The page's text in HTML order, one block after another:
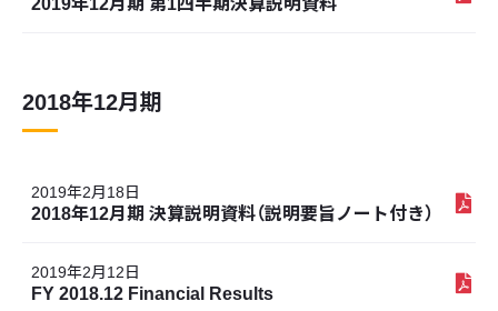
2018年12月期
2019年2月18日
2018年12月期 決算説明資料（説明要旨ノート付き）
2019年2月12日
FY 2018.12 Financial Results